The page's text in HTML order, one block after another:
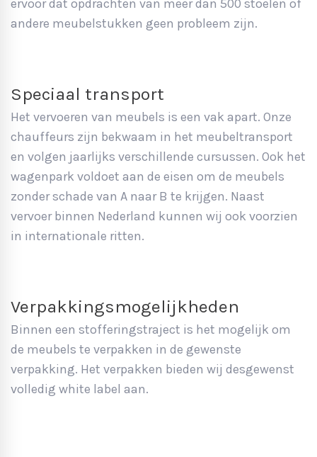
ervoor dat opdrachten van meer dan 500 stoelen of
andere meubelstukken geen probleem zijn.
Speciaal transport
Het vervoeren van meubels is een vak apart. Onze
chauffeurs zijn bekwaam in het meubeltransport
en volgen jaarlijks verschillende cursussen. Ook het
wagenpark voldoet aan de eisen om de meubels
zonder schade van A naar B te krijgen. Naast
vervoer binnen Nederland kunnen wij ook voorzien
in internationale ritten.
Verpakkingsmogelijkheden
Binnen een stofferingstraject is het mogelijk om
de meubels te verpakken in de gewenste
verpakking. Het verpakken bieden wij desgewenst
volledig white label aan.